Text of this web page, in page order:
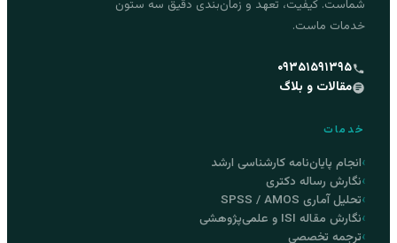
شماست. کیفیت، تعهد و زمان‌بندی دقیق سه ستون
خدمات ماست.
۰۹۳۵۱۵۹۱۳۹۵
مقالات و بلاگ
خدمات
انجام پایان‌نامه کارشناسی ارشد
نگارش رساله دکتری
تحلیل آماری SPSS / AMOS
نگارش مقاله ISI و علمی‌پژوهشی
ترجمه تخصصی